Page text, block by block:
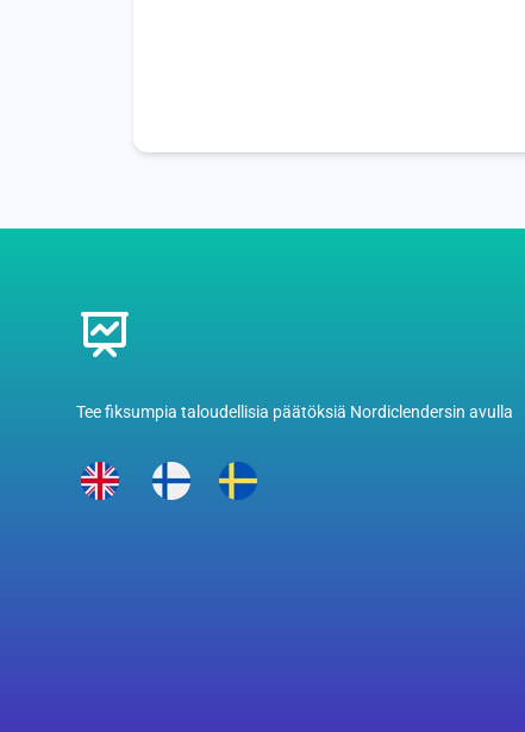
Tee fiksumpia taloudellisia päätöksiä Nordiclendersin avulla